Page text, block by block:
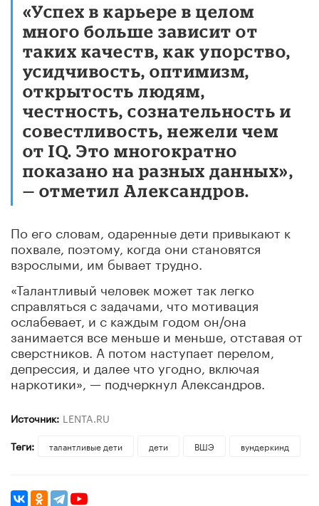
«Успех в карьере в целом
много больше зависит от
таких качеств, как упорство,
усидчивость, оптимизм,
открытость людям,
честность, сознательность и
совестливость, нежели чем
от IQ. Это многократно
показано на разных данных»,
— отметил Александров.
По его словам, одаренные дети привыкают к
похвале, поэтому, когда они становятся
взрослыми, им бывает трудно.
«Талантливый человек может так легко
справляться с задачами, что мотивация
ослабевает, и с каждым годом он/она
занимается все меньше и меньше, отставая от
сверстников. А потом наступает перелом,
депрессия, и далее что угодно, включая
наркотики», — подчеркнул Александров.
Источник: LENTA.RU
Теги:
талантливые дети дети ВШЭ вундеркинд